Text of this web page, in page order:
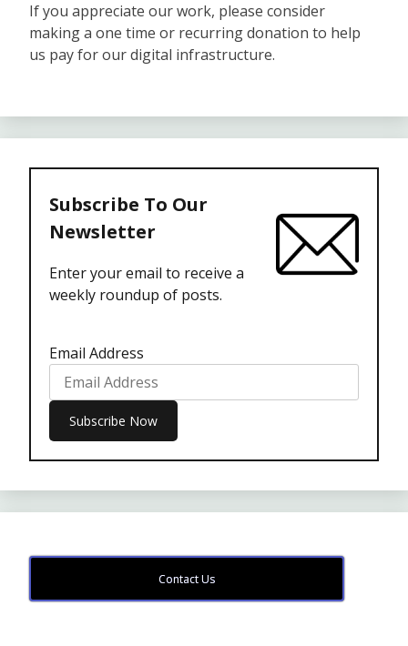
If you appreciate our work, please consider
making a one time or recurring donation to help
us pay for our digital infrastructure.
Subscribe To Our
Newsletter
Enter your email to receive a
weekly roundup of posts.
Email Address
Contact Us